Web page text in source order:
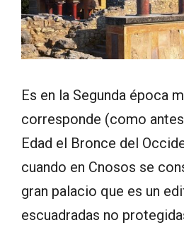
Es en la Segunda época
corresponde (como
Edad el Bronce del
cuando en Cnosos se
gran palacio que es un
escuadradas no